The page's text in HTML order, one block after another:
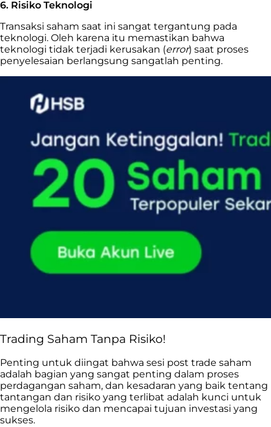
6. Risiko Teknologi
Transaksi saham saat ini sangat tergantung pada
teknologi. Oleh karena itu memastikan bahwa
teknologi tidak terjadi kerusakan (error) saat proses
penyelesaian berlangsung sangatlah penting.
Trading Saham Tanpa Risiko!
Penting untuk diingat bahwa sesi post trade saham
adalah bagian yang sangat penting dalam proses
perdagangan saham, dan kesadaran yang baik tentang
tantangan dan risiko yang terlibat adalah kunci untuk
mengelola risiko dan mencapai tujuan investasi yang
sukses.